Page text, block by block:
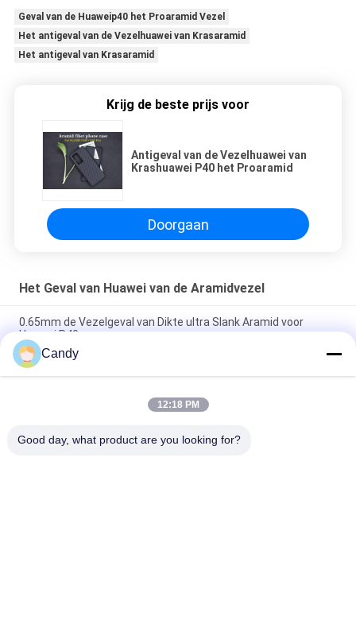
Geval van de Huaweip40 het Proaramid Vezel
Het antigeval van de Vezelhuawei van Krasaramid
Het antigeval van Krasaramid
Krijg de beste prijs voor
Antigeval van de Vezelhuawei van
Krashuawei P40 het Proaramid
Doorgaan
Het Geval van Huawei van de Aramidvezel
0.65mm de Vezelgeval van Dikte ultra Slank Aramid voor
Huawei P40
Het slijtvaste Aramid-Geval van Vezelhuawei voor Huawei P30
Pro
Huaweipartner 30 RS-Steen beëindigt het Rode Aramid-Geval
Candy
12:18 PM
Good day, what product are you looking for?